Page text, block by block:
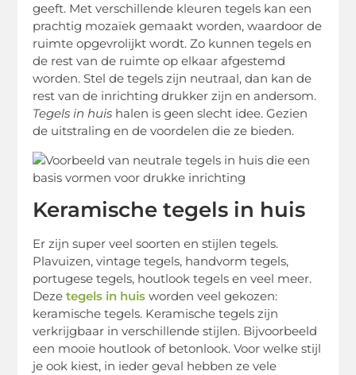
geeft. Met verschillende kleuren tegels kan een
prachtig mozaïek gemaakt worden, waardoor de
ruimte opgevrolijkt wordt. Zo kunnen tegels en
de rest van de ruimte op elkaar afgestemd
worden. Stel de tegels zijn neutraal, dan kan de
rest van de inrichting drukker zijn en andersom.
Tegels in huis halen is geen slecht idee. Gezien
de uitstraling en de voordelen die ze bieden.
Keramische tegels in huis
Er zijn super veel soorten en stijlen tegels.
Plavuizen, vintage tegels, handvorm tegels,
portugese tegels, houtlook tegels en veel meer.
Dezetegels in huis worden veel gekozen:
keramische tegels. Keramische tegels zijn
verkrijgbaar in verschillende stijlen. Bijvoorbeeld
een mooie houtlook of betonlook. Voor welke stijl
je ook kiest, in ieder geval hebben ze vele